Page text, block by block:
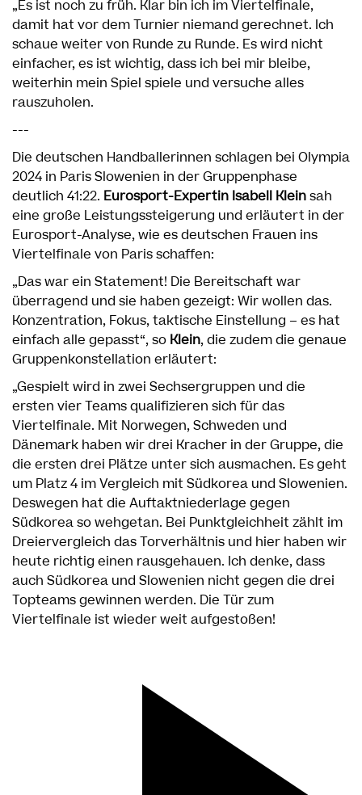
„Es ist noch zu früh. Klar bin ich im Viertelfinale,
damit hat vor dem Turnier niemand gerechnet. Ich
schaue weiter von Runde zu Runde. Es wird nicht
einfacher, es ist wichtig, dass ich bei mir bleibe,
weiterhin mein Spiel spiele und versuche alles
rauszuholen.
---
Die deutschen Handballerinnen schlagen bei Olympia
2024 in Paris Slowenien in der Gruppenphase
deutlich 41:22. Eurosport-Expertin Isabell Kleinsah
eine große Leistungssteigerung und erläutert in der
Eurosport-Analyse, wie es deutschen Frauen ins
Viertelfinale von Paris schaffen:
„Das war ein Statement! Die Bereitschaft war
überragend und sie haben gezeigt: Wir wollen das.
Konzentration, Fokus, taktische Einstellung – es hat
einfach alle gepasst“, so Klein, die zudem die genaue
Gruppenkonstellation erläutert:
„Gespielt wird in zwei Sechsergruppen und die
ersten vier Teams qualifizieren sich für das
Viertelfinale. Mit Norwegen, Schweden und
Dänemark haben wir drei Kracher in der Gruppe, die
die ersten drei Plätze unter sich ausmachen. Es geht
um Platz 4 im Vergleich mit Südkorea und Slowenien.
Deswegen hat die Auftaktniederlage gegen
Südkorea so wehgetan. Bei Punktgleichheit zählt im
Dreiervergleich das Torverhältnis und hier haben wir
heute richtig einen rausgehauen. Ich denke, dass
auch Südkorea und Slowenien nicht gegen die drei
Topteams gewinnen werden. Die Tür zum
Viertelfinale ist wieder weit aufgestoßen!